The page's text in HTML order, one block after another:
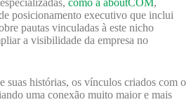
posicionamento executivo que inclui
pautas vinculadas à este nicho
a visibilidade da empresa no
suas histórias, os vínculos criados com o
uma conexão muito maior e mais